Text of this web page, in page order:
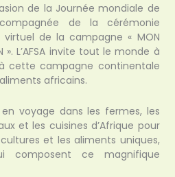
de la Journée mondiale de
de la cérémonie
de la campagne « MON
». L’AFSA invite tout le monde à
cette campagne continentale
africains.
voyage dans les fermes, les
et les cuisines d’Afrique pour
et les aliments uniques,
composent ce magnifique